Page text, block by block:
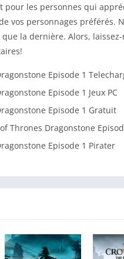
pour les personnes qui
vos personnages préférés.
la dernière. Alors,
Episode 1
Episode 1 Jeux PC
Episode 1 Gratuit
Thrones Dragonstone
Episode 1 Pirater